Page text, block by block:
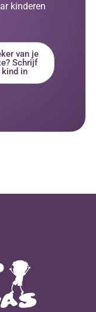
kinderen
van je
Schrijf
kind in